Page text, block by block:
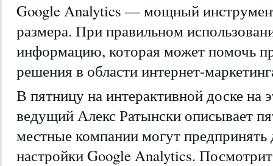
Google Analytics — мощный
размера. При правильном
информацию, которая может помочь
решения в области интернет-
В пятницу на интерактивной доске на
ведущий Алекс Ратынски описывает
местные компании могут
настройки Google Analytics.